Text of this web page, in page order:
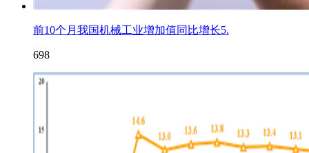
前10个月我国机械工业增加值同比增长5.
698